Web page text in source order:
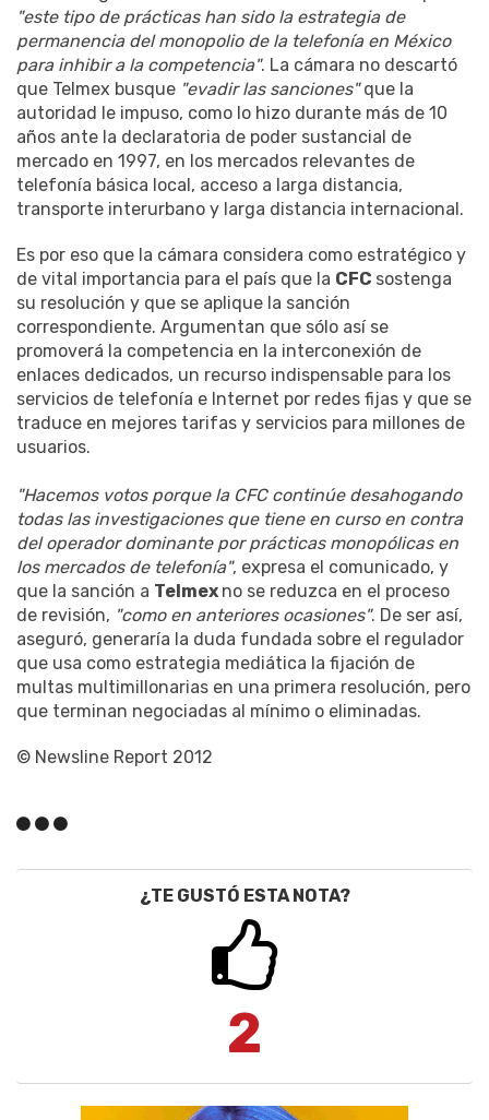
"este tipo de prácticas han sido la estrategia de
permanencia del monopolio de la telefonía en México
para inhibir a la competencia". La cámara no descartó
que Telmex busque "evadir las sanciones"que la
autoridad le impuso, como lo hizo durante más de 10
años ante la declaratoria de poder sustancial de
mercado en 1997, en los mercados relevantes de
telefonía básica local, acceso a larga distancia,
transporte interurbano y larga distancia internacional.
Es por eso que la cámara considera como estratégico y
de vital importancia para el país que la CFC sostenga
su resolución y que se aplique la sanción
correspondiente. Argumentan que sólo así se
promoverá la competencia en la interconexión de
enlaces dedicados, un recurso indispensable para los
servicios de telefonía e Internet por redes fijas y que se
traduce en mejores tarifas y servicios para millones de
usuarios.
"Hacemos votos porque la CFC continúe desahogando
todas las investigaciones que tiene en curso en contra
del operador dominante por prácticas monopólicas en
los mercados de telefonía", expresa el comunicado, y
que la sanción a Telmex no se reduzca en el proceso
de revisión, "como en anteriores ocasiones". De ser así,
aseguró, generaría la duda fundada sobre el regulador
que usa como estrategia mediática la fijación de
multas multimillonarias en una primera resolución, pero
que terminan negociadas al mínimo o eliminadas.
© Newsline Report 2012
¿TE GUSTÓ ESTA NOTA?
2